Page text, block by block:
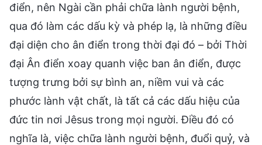
điển, nên Ngài cần phải chữa lành người bệnh,
qua đó làm các dấu kỳ và phép lạ, là những điều
đại diện cho ân điển trong thời đại đó – bởi Thời
đại Ân điển xoay quanh việc ban ân điển, được
tượng trưng bởi sự bình an, niềm vui và các
phước lành vật chất, là tất cả các dấu hiệu của
đức tin nơi Jêsus trong mọi người. Điều đó có
nghĩa là, việc chữa lành người bệnh, đuổi quỷ, và